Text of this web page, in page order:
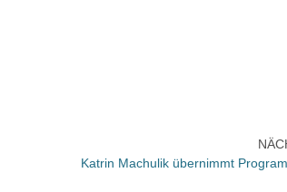
Katrin Machulik übernimmt